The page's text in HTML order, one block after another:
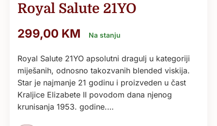
Royal Salute 21YO
299,00 KM Na stanju
Royal Salute 21YO apsolutni dragulj u kategoriji
miješanih, odnosno takozvanih blended viskija.
Star je najmanje 21 godinu i proizveden u čast
Kraljice Elizabete II povodom dana njenog
krunisanja 1953. godine.…